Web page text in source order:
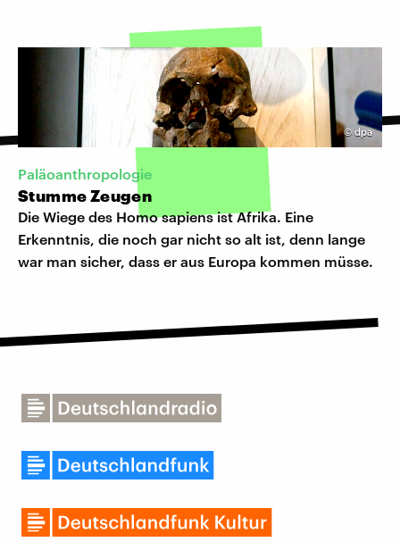
© dpa
Paläoanthropologie
Stumme Zeugen
Die Wiege des Homo sapiens ist Afrika. Eine
Erkenntnis, die noch gar nicht so alt ist, denn lange
war man sicher, dass er aus Europa kommen müsse.